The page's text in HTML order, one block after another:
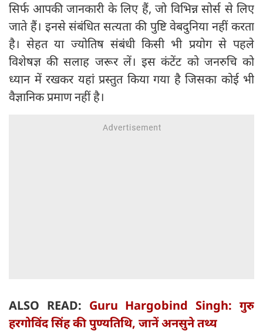
सिर्फ आपकी जानकारी के लिए हैं, जो विभिन्न सोर्स से लिए
जाते हैं। इनसे संबंधित सत्यता की पुष्टि वेबदुनिया नहीं करता
है। सेहत या ज्योतिष संबंधी किसी भी प्रयोग से पहले
विशेषज्ञ की सलाह जरूर लें। इस कंटेंट को जनरुचि को
ध्यान में रखकर यहां प्रस्तुत किया गया है जिसका कोई भी
वैज्ञानिक प्रमाण नहीं है।
ALSO READ: Guru Hargobind Singh: गुरु
हरगोविंद सिंह की पुण्यतिथि, जानें अनसुने तथ्य